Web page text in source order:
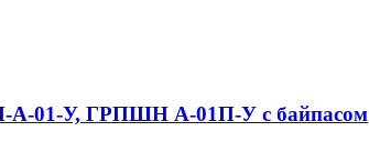
01-У, ГРПШН А-01П-У с байпасом